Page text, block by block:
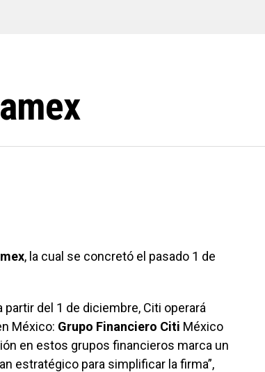
, la cual se concretó el pasado 1 de
del 1 de diciembre, Citi operará
México: Grupo Financiero Citi México
en estos grupos financieros marca un
estratégico para simplificar la firma”,